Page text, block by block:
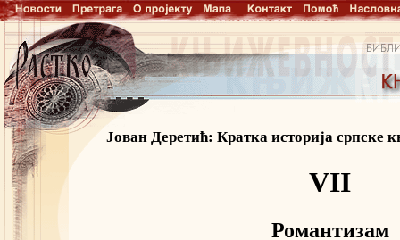
Јован Деретић: Кратка историја српске
VII
Романтизам